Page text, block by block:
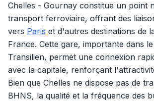
Chelles - Gournay constitue un point
transport ferroviaire, offrant des
vers Paris et d'autres destinations de
France. Cette gare, importante dans
Transilien, permet une connexion
avec la capitale, renforçant
Bien que Chelles ne dispose pas de
BHNS, la qualité et la fréquence des